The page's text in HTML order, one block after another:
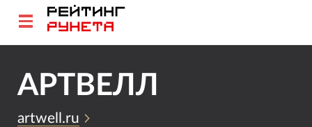
АРТВЕЛЛ
artwell.ru